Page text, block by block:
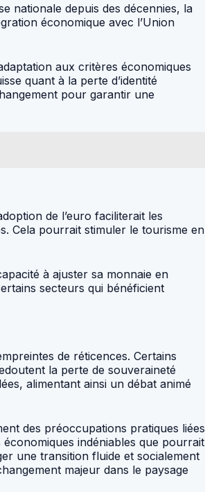
nationale depuis des décennies, la
économique avec l’Union
aux critères économiques
quant à la perte d’identité
pour garantir une
de l’euro faciliterait les
Cela pourrait stimuler le tourisme en
à ajuster sa monnaie en
secteurs qui bénéficient
de réticences. Certains
la perte de souveraineté
alimentant ainsi un débat animé
des préoccupations pratiques liées
indéniables que pourrait
une transition fluide et socialement
majeur dans le paysage